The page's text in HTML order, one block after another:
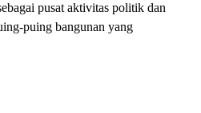
pusat aktivitas politik dan
puing bangunan yang